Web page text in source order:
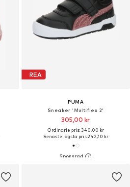
REA
PUMA
Sneaker 'Multiflex 2'
305,00 kr
Ordinarie pris: 340,00 kr
Senaste lägsta pris:242,10 kr